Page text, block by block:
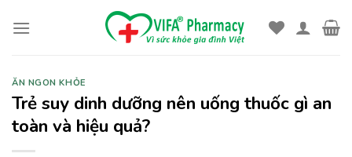
ĂN NGON KHỎE
Trẻ suy dinh dưỡng nên uống thuốc gì an
toàn và hiệu quả?